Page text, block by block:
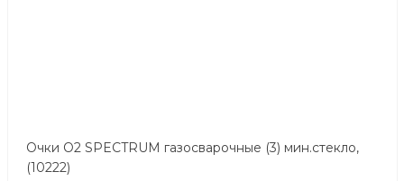
Очки О2 SPECTRUM газосварочные (3) мин.стекло,
(10222)